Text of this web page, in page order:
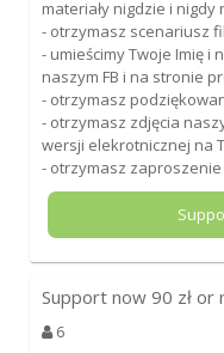
materiały nigdzie i
- otrzymasz scenariusz
- umieścimy Twoje Imię i
naszym FB i na stronie
- otrzymasz
- otrzymasz zdjęcia
wersji elekrotnicznej na
- otrzymasz
Support now 90 zł or
6